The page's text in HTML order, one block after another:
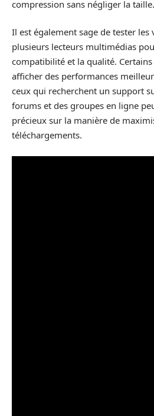
compression sans négliger la taille.
Il est également sage de tester les
plusieurs lecteurs multimédias
compatibilité et la qualité.
afficher des performances
ceux qui recherchent un support
forums et des groupes en ligne
précieux sur la manière de
téléchargements.